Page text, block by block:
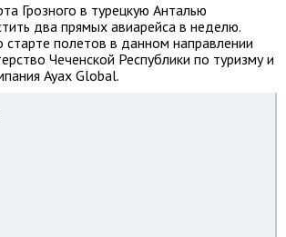
Грозного в турецкую Анталью
два прямых авиарейса в неделю.
старте полетов в данном направлении
Чеченской Республики по туризму и
Ayax Global.